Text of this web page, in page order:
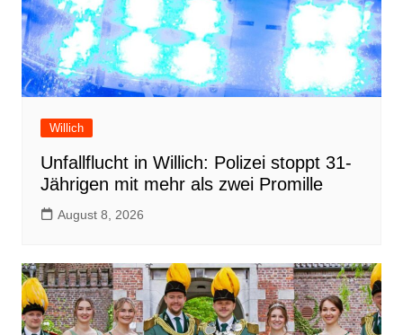
Willich
Unfallflucht in Willich: Polizei stoppt 31-
Jährigen mit mehr als zwei Promille
August 8, 2026